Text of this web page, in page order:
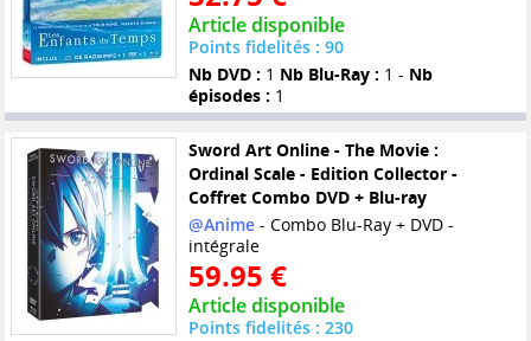
Article disponible
Points fidelités : 90
Nb DVD : 1 Nb Blu-Ray : 1 - Nb
épisodes : 1
Sword Art Online - The Movie :
Ordinal Scale - Edition Collector -
Coffret Combo DVD + Blu-ray
@Anime- Combo Blu-Ray + DVD -
intégrale
59.95 €
Article disponible
Points fidelités : 230